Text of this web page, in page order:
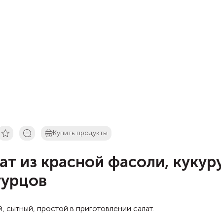
Купить продукты
из красной фасоли,
сытный, простой в приготовлении салат.